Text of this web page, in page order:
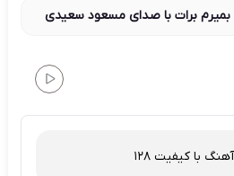
بمیرم برات با صدای مسعود سعیدی
با کیفیت 128